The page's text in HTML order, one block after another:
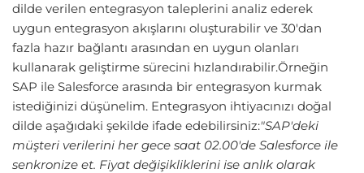
dilde verilen entegrasyon taleplerini analiz ederek
uygun entegrasyon akışlarını oluşturabilir ve 30'dan
fazla hazır bağlantı arasından en uygun olanları
kullanarak geliştirme sürecini hızlandırabilir.Örneğin
SAP ile Salesforce arasında bir entegrasyon kurmak
istediğinizi düşünelim. Entegrasyon ihtiyacınızı doğal
dilde aşağıdaki şekilde ifade edebilirsiniz:"SAP'deki
müşteri verilerini her gece saat 02.00'de Salesforce ile
senkronize et. Fiyat değişikliklerini ise anlık olarak